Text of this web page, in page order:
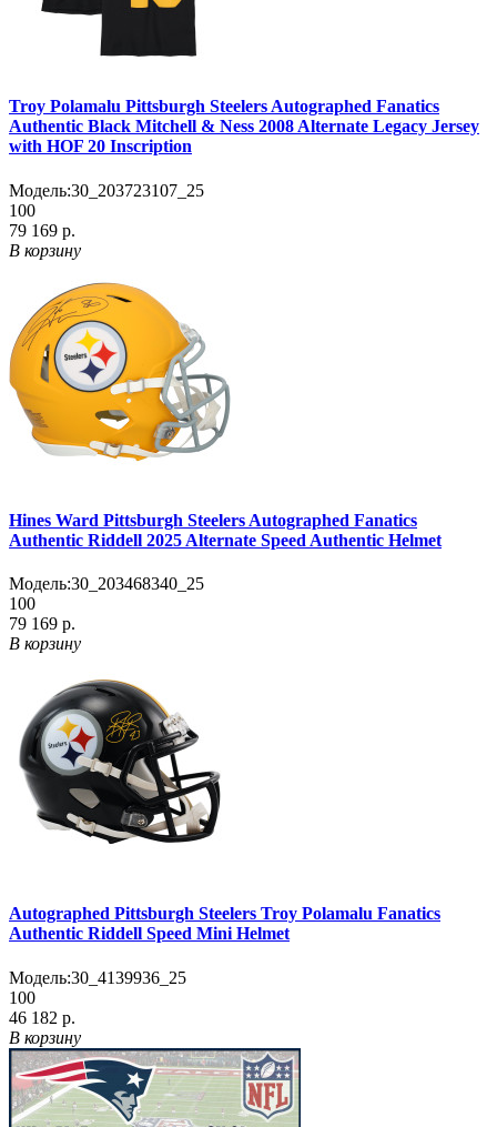
Troy Polamalu Pittsburgh Steelers Autographed Fanatics
Authentic Black Mitchell & Ness 2008 Alternate Legacy Jersey
with HOF 20 Inscription
Модель:30_203723107_25
100
79 169 р.
В корзину
Hines Ward Pittsburgh Steelers Autographed Fanatics
Authentic Riddell 2025 Alternate Speed Authentic Helmet
Модель:30_203468340_25
100
79 169 р.
В корзину
Autographed Pittsburgh Steelers Troy Polamalu Fanatics
Authentic Riddell Speed Mini Helmet
Модель:30_4139936_25
100
46 182 р.
В корзину